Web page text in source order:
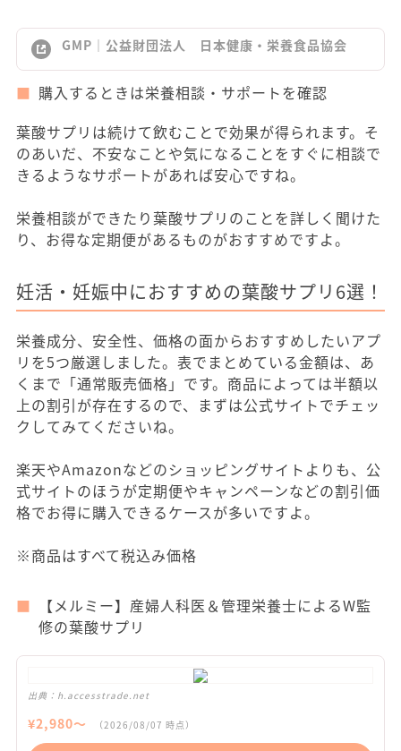
GMP｜公益財団法人 日本健康・栄養食品協会
購入するときは栄養相談・サポートを確認
葉酸サプリは続けて飲むことで効果が得られます。そ
のあいだ、不安なことや気になることをすぐに相談で
きるようなサポートがあれば安心ですね。
栄養相談ができたり葉酸サプリのことを詳しく聞けた
り、お得な定期便があるものがおすすめですよ。
妊活・妊娠中におすすめの葉酸サプリ6選！
栄養成分、安全性、価格の面からおすすめしたいアプ
リを5つ厳選しました。表でまとめている金額は、あ
くまで「通常販売価格」です。商品によっては半額以
上の割引が存在するので、まずは公式サイトでチェッ
クしてみてくださいね。
楽天やAmazonなどのショッピングサイトよりも、公
式サイトのほうが定期便やキャンペーンなどの割引価
格でお得に購入できるケースが多いですよ。
※商品はすべて税込み価格
【メルミー】産婦人科医＆管理栄養士によるW監
修の葉酸サプリ
出典： h.accesstrade.net
¥2,980〜 （2026/08/07 時点）